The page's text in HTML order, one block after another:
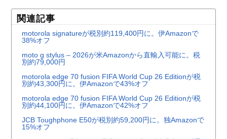
関連記事
motorola signatureが税別約119,400円に。伊Amazonで
38%オフ
moto g stylus – 2026が米Amazonから直輸入可能に。税
別約79,000円
motorola edge 70 fusion FIFA World Cup 26 Editionが税
別約43,300円に。伊Amazonで43%オフ
motorola edge 70 fusion FIFA World Cup 26 Editionが税
別約44,100円に。伊Amazonで42%オフ
JCB Toughphone E50が税別約59,200円に。独Amazonで
15%オフ